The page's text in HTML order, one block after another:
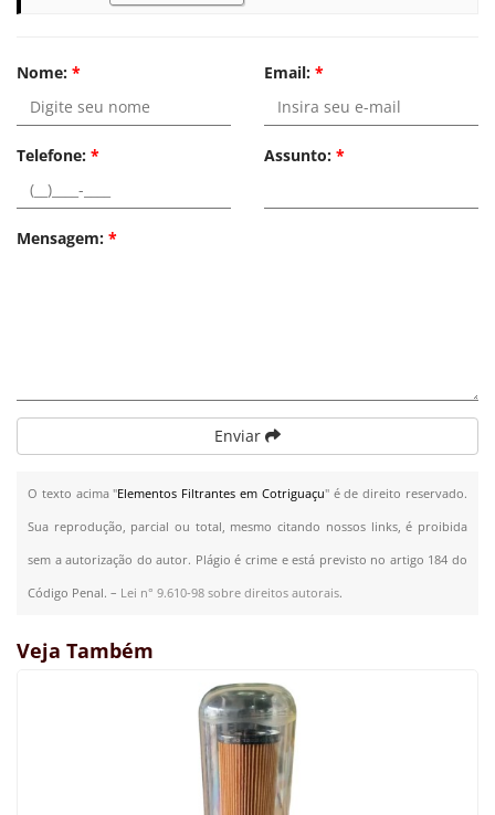
Nome: * Email: *
Telefone: * Assunto: *
Mensagem: *
Enviar
O texto acima "Elementos Filtrantes em Cotriguaçu" é de direito reservado.
Sua reprodução, parcial ou total, mesmo citando nossos links, é proibida
sem a autorização do autor. Plágio é crime e está previsto no artigo 184 do
Código Penal. – Lei n° 9.610-98 sobre direitos autorais.
Veja Também